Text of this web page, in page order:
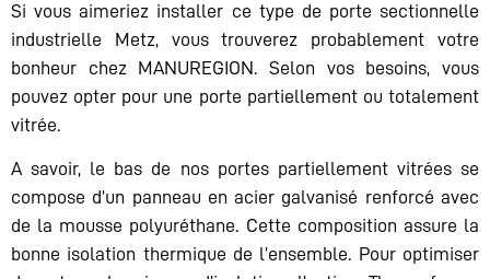
Si vous aimeriez installer ce type de porte sectionnelle
industrielle Metz, vous trouverez probablement votre
bonheur chez MANUREGION. Selon vos besoins, vous
pouvez opter pour une porte partiellement ou totalement
vitrée.
A savoir, le bas de nos portes partiellement vitrées se
compose d’un panneau en acier galvanisé renforcé avec
de la mousse polyuréthane. Cette composition assure la
bonne isolation thermique de l’ensemble. Pour optimiser